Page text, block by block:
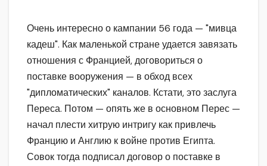
Очень интересно о кампании 56 года — "мивца
кадеш". Как маленькой стране удается завязать
отношения с Францией, договориться о
поставке вооружения — в обход всех
"дипломатических" каналов. Кстати, это заслуга
Переса. Потом — опять же в основном Перес —
начал плести хитрую интригу как привлечь
Францию и Англию к войне против Египта.
Совок тогда подписал договор о поставке в